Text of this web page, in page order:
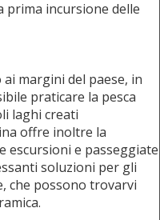
prima incursione delle
margini del paese, in
praticare la pesca
laghi creati
offre inoltre la
escursioni e passeggiate
soluzioni per gli
che possono trovarvi